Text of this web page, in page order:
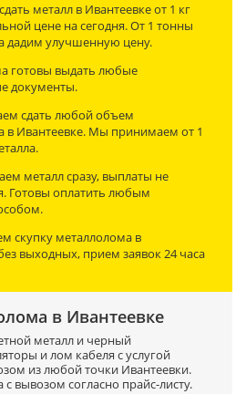
металл в Ивантеевке от 1 кг
цене на сегодня. От 1 тонны
дадим улучшенную цену.
готовы выдать любые
документы.
сдать любой объем
в Ивантеевке. Мы принимаем от 1
металл сразу, выплаты не
Готовы оплатить любым
скупку металлолома в
выходных, прием заявок 24 часа
в Ивантеевке
металл и черный
и лом кабеля с услугой
из любой точки Ивантеевки.
вывозом согласно прайс-листу.